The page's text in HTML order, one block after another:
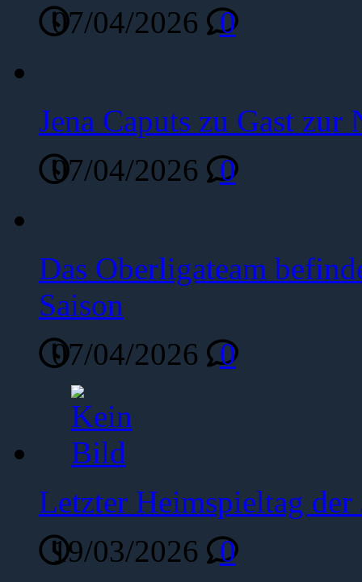
07/04/2026
0
Jena Caputs zu Gast zur
07/04/2026
0
Das Oberligateam
Saison
07/04/2026
0
Letzter Heimspieltag der
19/03/2026
0